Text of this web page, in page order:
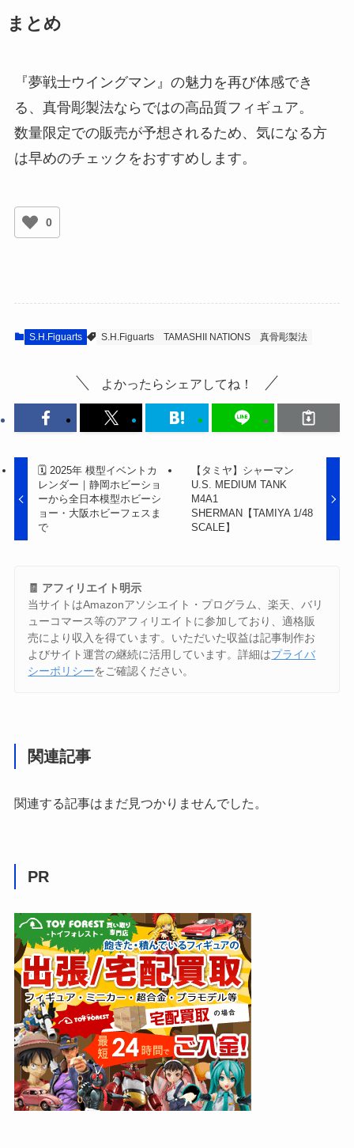
まとめ
『夢戦士ウイングマン』の魅力を再び体感でき
る、真骨彫製法ならではの高品質フィギュア。
数量限定での販売が予想されるため、気になる方
は早めのチェックをおすすめします。
0
S.H.Figuarts S.H.Figuarts TAMASHII NATIONS 真骨彫製法
よかったらシェアしてね！
🗓 2025年 模型イベントカ
レンダー｜静岡ホビーショ
ーから全日本模型ホビーシ
ョー・大阪ホビーフェスま
で
【タミヤ】シャーマン
U.S. MEDIUM TANK
M4A1
SHERMAN【TAMIYA 1/48
SCALE】
🧾 アフィリエイト明示
当サイトはAmazonアソシエイト・プログラム、楽天、バリ
ューコマース等のアフィリエイトに参加しており、適格販
売により収入を得ています。いただいた収益は記事制作お
よびサイト運営の継続に活用しています。詳細はプライバ
シーポリシーをご確認ください。
関連記事
関連する記事はまだ見つかりませんでした。
PR